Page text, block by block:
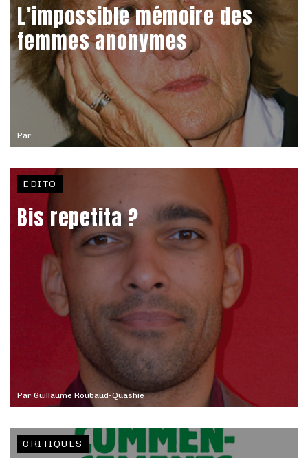
Par
L’impossible mémoire des
femmes anonymes
Par Guillaume Roubaud-Quashie
EDITO
Bis repetita ?
CRITIQUES